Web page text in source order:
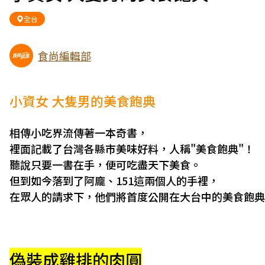
全台
食尚編輯部
小資女 大隻男的美食飽典
相傳小吃界流傳著一本奇書，
裡面記載了台灣各縣市美味好料，人稱"美食飽典"！
聽說只要一書在手， 便可吃盡天下美食。
但到如今落到了阿龐、151這兩個人的手裡，
在眾人的請求下，他們將首度公開在大台中的美食飽典
偽裝成雞排的肉圓